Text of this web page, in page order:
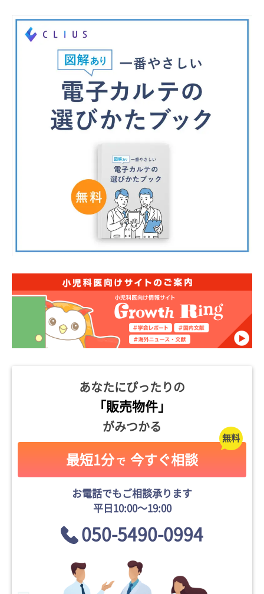
あなたにぴったりの
「販売物件」
がみつかる
最短1分 で 今すぐ相談
お電話でもご相談承ります
平日10:00〜19:00
050-5490-0994